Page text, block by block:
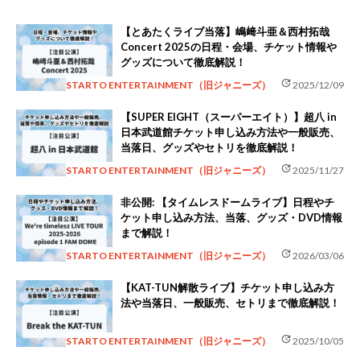
【とあたくライブ当落】嶋﨑斗亜＆西村拓哉
Concert 2025の日程・会場、チケット情報や
グッズについて徹底解説！
STARTO ENTERTAINMENT（旧ジャニーズ） update2025/12/09
【SUPER EIGHT（スーパーエイト）】超八 in
日本武道館チケット申し込み方法や一般販売、
当落日、グッズやセトリを徹底解説！
STARTO ENTERTAINMENT（旧ジャニーズ） update2025/11/27
非公開: 【タイムレスドームライブ】日程やチ
ケット申し込み方法、当落、グッズ・DVD情報
まで解説！
STARTO ENTERTAINMENT（旧ジャニーズ） update2026/03/06
【KAT-TUN解散ライブ】チケット申し込み方
法や当落日、一般販売、セトリまで徹底解説！
STARTO ENTERTAINMENT（旧ジャニーズ） update2025/10/05